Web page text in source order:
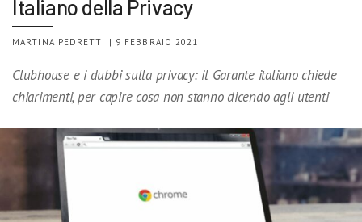
Italiano della Privacy
MARTINA PEDRETTI | 9 FEBBRAIO 2021
Clubhouse e i dubbi sulla privacy: il Garante italiano chiede
chiarimenti, per capire cosa non stanno dicendo agli utenti